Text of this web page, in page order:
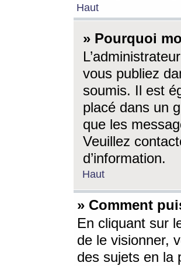
Haut
» Pourquoi
vous publiez
soumis. Il est
placé dans un
que les
Veuillez
d’information.
Haut
» Comment
En cliquant sur
de le visionner,
des sujets en la